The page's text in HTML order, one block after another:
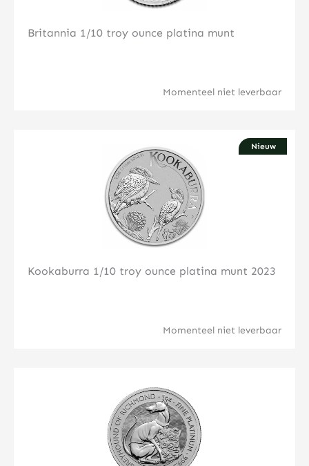
Britannia 1/10 troy ounce platina munt
Momenteel niet leverbaar
Nieuw
Kookaburra 1/10 troy ounce platina munt 2023
Momenteel niet leverbaar
Klik hier
Klik hier